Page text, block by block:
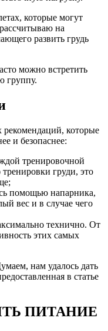
которые могут
на
развить грудь
можно встретить
группу.
рекомендаций, которые
и безопаснее:
тренировочной
тренировки груди, это
помощью напарника,
вес и в случае чего
технично. От
этих самых
нам удалось дать
в статье
ПИТАНИЕ